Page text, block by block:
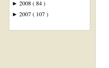
► 2008( 84 )
► 2007( 107 )